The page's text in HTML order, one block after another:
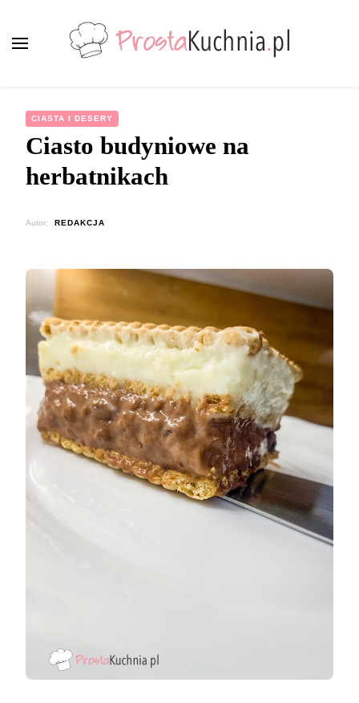
CIASTA I DESERY
Ciasto budyniowe na
herbatnikach
Autor: REDAKCJA